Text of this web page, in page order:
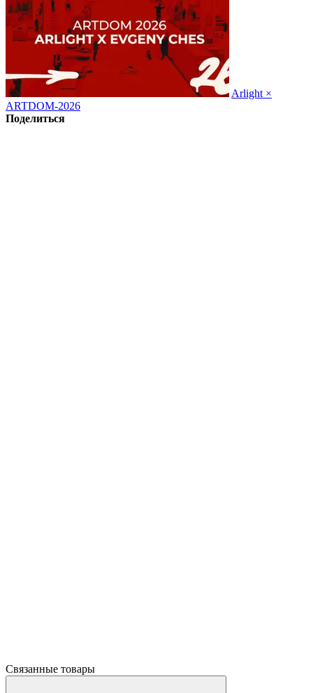
Arlight ×
ARTDOM-2026
Поделиться
Связанные товары